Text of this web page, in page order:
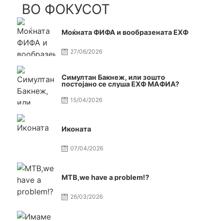
ВО ФОКУСОТ
Моќната ФИФА и вообразената ЕХФ
27/06/2026
Симултан Бакнеж, или зошто
постојано се слуша ЕХФ МАФИА?
15/04/2026
Иконата
07/04/2026
МТВ,we have a problem!?
26/03/2026